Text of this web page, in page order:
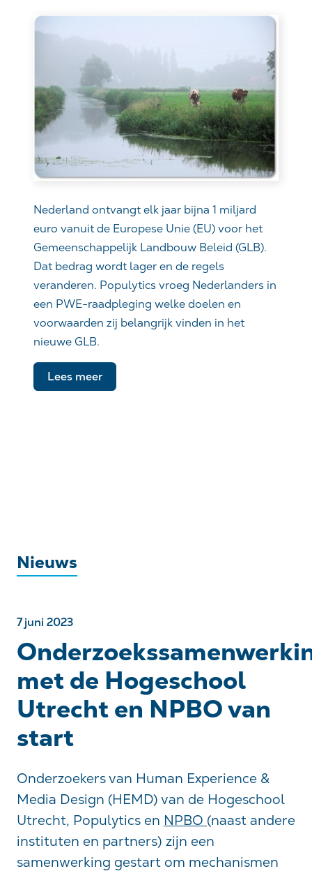
Nederland ontvangt elk jaar bijna 1 miljard
euro vanuit de Europese Unie (EU) voor het
Gemeenschappelijk Landbouw Beleid (GLB).
Dat bedrag wordt lager en de regels
veranderen. Populytics vroeg Nederlanders in
een PWE-raadpleging welke doelen en
voorwaarden zij belangrijk vinden in het
nieuwe GLB.
Lees meer
Nieuws
7 juni 2023
met de Hogeschool
Utrecht en NPBO van
start
Onderzoekers van Human Experience &
Media Design (HEMD) van de Hogeschool
Utrecht, Populytics en NPBO (naast andere
instituten en partners) zijn een
samenwerking gestart om mechanismen